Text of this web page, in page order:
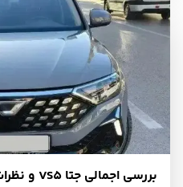
بررسی اجمالی جتا VS5 و نظرات مردمی کاربران و مالکان